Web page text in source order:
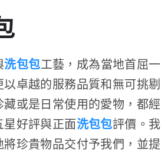
洗包包工藝，成為當地首屈一
以卓越的服務品質和無可挑剔
或是日常使用的愛物，都經
好評與正面洗包包評價。我
珍貴物品交付予我們，並提